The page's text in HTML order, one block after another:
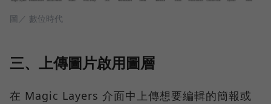
圖／ 數位時代
三、上傳圖片啟用圖層
在 Magic Layers 介面中上傳想要編輯的簡報或